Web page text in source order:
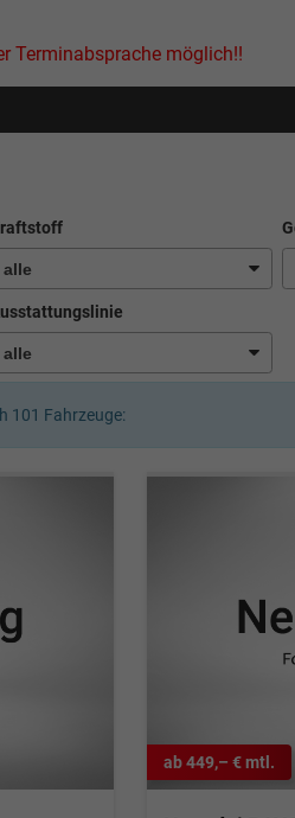
Terminabsprache möglich!!
101 Fahrzeuge:
ab 449,– € mtl.